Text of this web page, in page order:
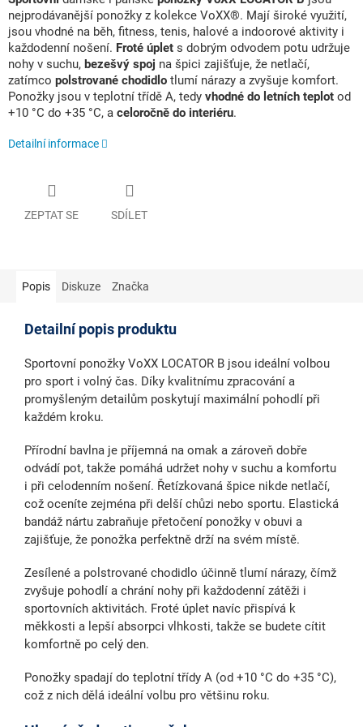
nejprodávanější ponožky z kolekce VoXX®. Mají široké využití,
jsou vhodné na běh, fitness, tenis, halové a indoorové aktivity i
každodenní nošení. Froté úplet s dobrým odvodem potu udržuje
nohy v suchu, bezešvý spoj na špici zajišťuje, že netlačí,
zatímco polstrované chodidlo tlumí nárazy a zvyšuje komfort.
Ponožky jsou v teplotní třídě A, tedy vhodné do letních teplot od
+10 °C do +35 °C, a celoročně do interiéru.
Detailní informace
ZEPTAT SE SDÍLET
Popis Diskuze Značka
Detailní popis produktu
Sportovní ponožky VoXX LOCATOR B jsou ideální volbou
pro sport i volný čas. Díky kvalitnímu zpracování a
promyšleným detailům poskytují maximální pohodlí při
každém kroku.
Přírodní bavlna je příjemná na omak a zároveň dobře
odvádí pot, takže pomáhá udržet nohy v suchu a komfortu
i při celodenním nošení. Řetízkovaná špice nikde netlačí,
což oceníte zejména při delší chůzi nebo sportu. Elastická
bandáž nártu zabraňuje přetočení ponožky v obuvi a
zajišťuje, že ponožka perfektně drží na svém místě.
Zesílené a polstrované chodidlo účinně tlumí nárazy, čímž
zvyšuje pohodlí a chrání nohy při každodenní zátěži i
sportovních aktivitách. Froté úplet navíc přispívá k
měkkosti a lepší absorpci vlhkosti, takže se budete cítit
komfortně po celý den.
Ponožky spadají do teplotní třídy A (od +10 °C do +35 °C),
což z nich dělá ideální volbu pro většinu roku.